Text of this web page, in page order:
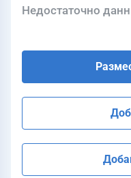
Недостаточно